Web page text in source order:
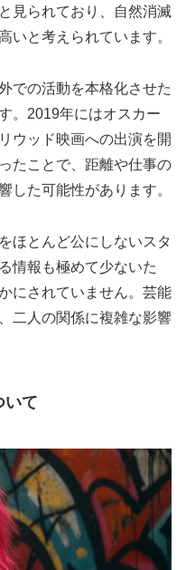
見られており、自然消滅
いと考えられています。
での活動を本格化させた
。2019年にはオスカー
ウッド映画への出演を開
たことで、距離や仕事の
した可能性があります。
ほとんど公にしないスタ
情報も極めて少ないた
にされていません。芸能
二人の関係に複雑な影響
いて